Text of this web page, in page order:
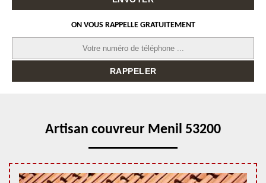
ON VOUS RAPPELLE GRATUITEMENT
Artisan couvreur Menil 53200